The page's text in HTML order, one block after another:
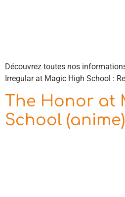
Découvrez toutes nos
Irregular at Magic High School :
The Honor at
School (anime)